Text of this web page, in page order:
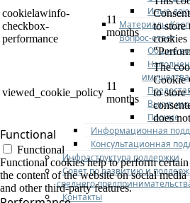
Иные
Материалы
Вопрос-ответ
Общие
имущества
Выкуп
Прочие
Информационная
Консультационная
Инфраструктура поддержки
Совет по развитию и
среднего
Контакты
cookielawinfo-
checkbox-
performance
11
months
to store
cookies
viewed_cookie_policy
11
months
The
Cookie
to store
does
Functional
Functional
Functional cookies help to perform
the content of the website on social
and other third-party features.